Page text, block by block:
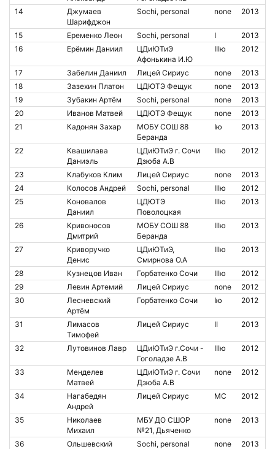
14
Джумаев
Шарифджон
Sochi, personal none 2013
15 Еременко Леон Sochi, personal I
2013
16
Ерёмин Даниил
ЦДиЮТиЭ
Афонькина И.Ю
IIIю 2012
17 Забелин Даниил Лицей Сириус none
2013
18
Зазехин Платон ЦДЮТЭ Фещук none
2013
19
Зубакин Артём Sochi, personal none
2013
20
Иванов Матвей ЦДЮТЭ Фещук none
2013
21
Кадонян Захар
МОБУ СОШ 88
Беранда
Iю 2013
22
Квашилава
Даниэль
ЦДиЮТиЭ г. Сочи
Дзюба А.В
IIIю 2012
23 Клабуков Клим Лицей Сириус none
2013
24
Колосов Андрей Sochi, personal IIIю
2012
25
Коновалов
Даниил
ЦДЮТЭ
Поволоцкая
IIIю 2013
26
Кривоносов
Дмитрий
МОБУ СОШ 88
Беранда
IIIю 2013
27
Криворучко
Денис
ЦДиЮТиЭ,
Смирнова О.А
IIIю 2013
28 Кузнецов Иван Горбатенко Сочи IIIю
2012
29
Левин Артемий Лицей Сириус none
2012
30
Лесневский
Артём
Горбатенко Сочи Iю 2012
31
Лимасов
Тимофей
Лицей Сириус II 2013
32 Лутовинов Лавр
ЦДиЮТиЭ г.Сочи -
Гоголадзе А.В
IIIю 2012
33
Менделев
Матвей
ЦДиЮТиЭ г. Сочи
Дзюба А.В
none 2012
34
Нагабедян
Андрей
Лицей Сириус МС 2012
35
Николаев
Михаил
МБУ ДО СШОР
№21, Дьяченко
none 2013
36
Ольшевский
Sochi, personal none 2013